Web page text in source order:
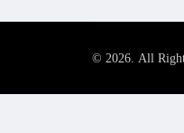
© 2026. All